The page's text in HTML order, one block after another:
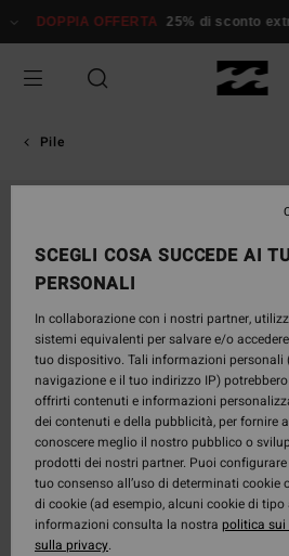
alle
prodotto
DOPPIA OFFERTA 25% di sconto
Pile
SCEGLI COSA SUCCEDE AI
PERSONALI
In collaborazione con i nostri partner,
sistemi equivalenti per salvare e/o
tuo dispositivo. Tali informazioni personali
navigazione e il tuo indirizzo IP)
offrirti contenuti e informazioni
dei contenuti e della pubblicità, per fornire
conoscere meglio il nostro pubblico o
prodotti dei nostri partner. Puoi
tuo consenso all’uso di determinati cookie
di cookie (ad esempio, alcuni cookie di
informazioni consulta la nostra politica sui
sulla privacy.